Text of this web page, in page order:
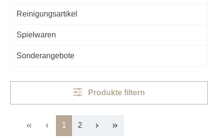
Reinigungsartikel
Spielwaren
Sonderangebote
Produkte filtern
Seite
1 Seite
2